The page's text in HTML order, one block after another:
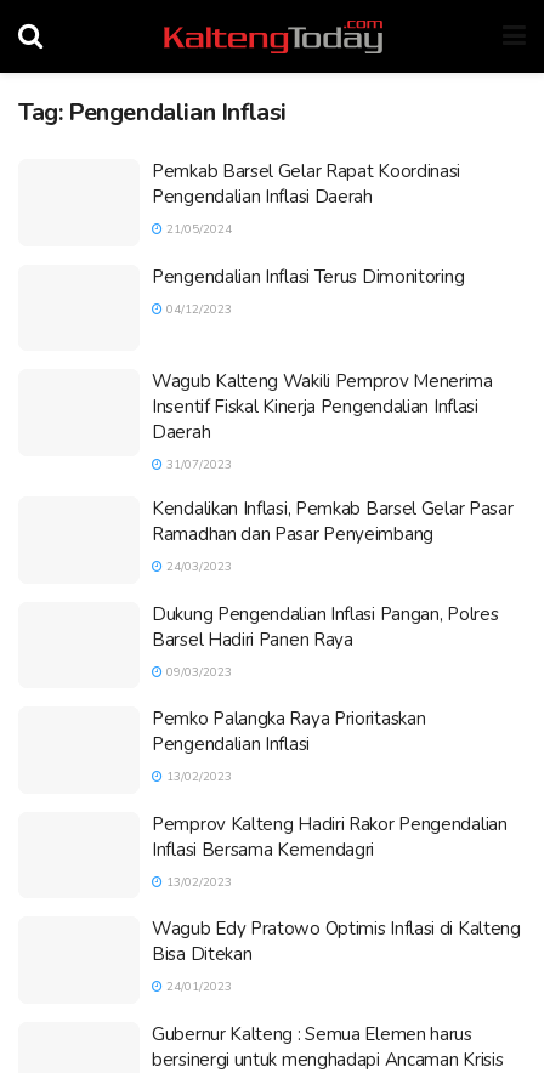
Tag: Pengendalian Inflasi
Pemkab Barsel Gelar Rapat Koordinasi
Pengendalian Inflasi Daerah
21/05/2024
Pengendalian Inflasi Terus Dimonitoring
04/12/2023
Wagub Kalteng Wakili Pemprov Menerima
Insentif Fiskal Kinerja Pengendalian Inflasi
Daerah
31/07/2023
Kendalikan Inflasi, Pemkab Barsel Gelar Pasar
Ramadhan dan Pasar Penyeimbang
24/03/2023
Dukung Pengendalian Inflasi Pangan, Polres
Barsel Hadiri Panen Raya
09/03/2023
Pemko Palangka Raya Prioritaskan
Pengendalian Inflasi
13/02/2023
Pemprov Kalteng Hadiri Rakor Pengendalian
Inflasi Bersama Kemendagri
13/02/2023
Wagub Edy Pratowo Optimis Inflasi di Kalteng
Bisa Ditekan
24/01/2023
Gubernur Kalteng : Semua Elemen harus
bersinergi untuk menghadapi Ancaman Krisis